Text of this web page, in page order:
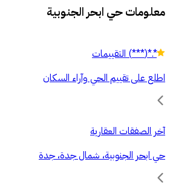
معلومات حي ابحر الجنوبية
*.*
(
***
)التقييمات
اطلع على تقييم الحي وآراء السكان
آخر الصفقات العقارية
حي ابحر الجنوبية، شمال جدة، جدة